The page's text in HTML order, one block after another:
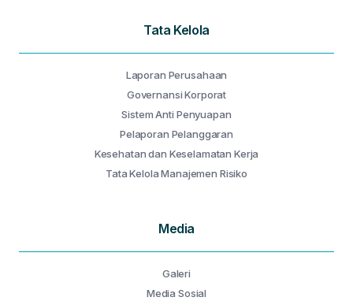
Tata Kelola
Laporan Perusahaan
Governansi Korporat
Sistem Anti Penyuapan
Pelaporan Pelanggaran
Kesehatan dan Keselamatan Kerja
Tata Kelola Manajemen Risiko
Media
Galeri
Media Sosial